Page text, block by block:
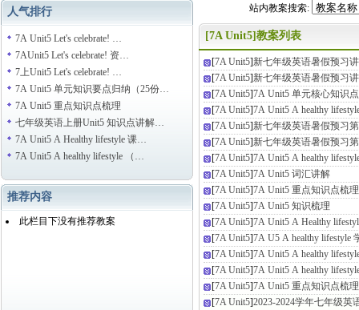
站内教案搜索:
人气排行
7A Unit5 Let's celebrate! …
7AUnit5 Let's celebrate! 资…
7上Unit5 Let's celebrate! …
7A Unit5 单元知识要点归纳（25份…
7A Unit5 重点知识点梳理
七年级英语上册Unit5 知识点讲解…
7A Unit5 A Healthy lifestyle 课…
7A Unit5 A healthy lifestyle （…
推荐内容
此栏目下没有推荐教案
[7A Unit5]教案列表
[7A Unit5]新七年级英语暑假预习
[7A Unit5]新七年级英语暑假预习
[7A Unit5]7A Unit5 单元核心知识点
[7A Unit5]7A Unit5 A healthy
[7A Unit5]新七年级英语暑假预习
[7A Unit5]新七年级英语暑假预习
[7A Unit5]7A Unit5 A healthy
[7A Unit5]7A Unit5 词汇讲解
[7A Unit5]7A Unit5 重点知识点梳理
[7A Unit5]7A Unit5 知识梳理
[7A Unit5]7A Unit5 A Healthy
[7A Unit5]7A U5 A healthy lifestyle
[7A Unit5]7A Unit5 A healthy
[7A Unit5]7A Unit5 A healthy
[7A Unit5]7A Unit5 重点知识点梳理
[7A Unit5]2023-2024学年七年级